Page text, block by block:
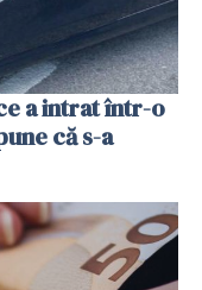
a intrat într-o
că s-a